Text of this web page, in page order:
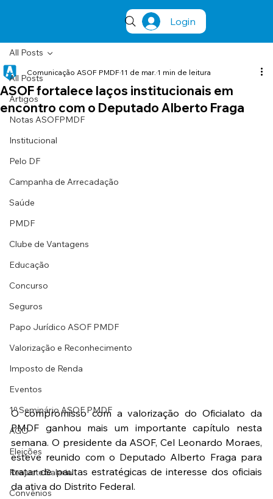
Login
All Posts
Artigos
Notas ASOFPMDF
Institucional
Pelo DF
Campanha de Arrecadação
Saúde
PMDF
Clube de Vantagens
Educação
Concurso
Seguros
Papo Jurídico ASOF PMDF
Valorização e Reconhecimento
Imposto de Renda
Eventos
1º Seminário ASOF PMDF
AGO
Eleições
Reajuste Salarial
Convênios
All Posts
ASOF fortalece laços institucionais em
encontro com o Deputado Alberto Fraga
Comunicação ASOF PMDF 11 de mar. 1 min de leitura
O compromisso com a valorização do Oficialato da
PMDF ganhou mais um importante capítulo nesta
semana. O presidente da ASOF, Cel Leonardo Moraes,
esteve reunido com o Deputado Alberto Fraga para
tratar de pautas estratégicas de interesse dos oficiais
da ativa do Distrito Federal.